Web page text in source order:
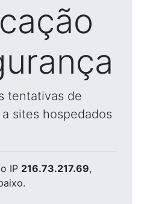
tentativas de
sites hospedados
IP 216.73.217.69,